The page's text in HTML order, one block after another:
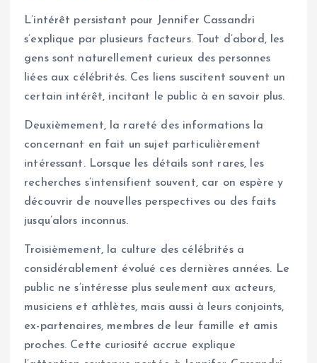
L’intérêt persistant pour Jennifer Cassandri
s’explique par plusieurs facteurs. Tout d’abord, les
gens sont naturellement curieux des personnes
liées aux célébrités. Ces liens suscitent souvent un
certain intérêt, incitant le public à en savoir plus.
Deuxièmement, la rareté des informations la
concernant en fait un sujet particulièrement
intéressant. Lorsque les détails sont rares, les
recherches s’intensifient souvent, car on espère y
découvrir de nouvelles perspectives ou des faits
jusqu’alors inconnus.
Troisièmement, la culture des célébrités a
considérablement évolué ces dernières années. Le
public ne s’intéresse plus seulement aux acteurs,
musiciens et athlètes, mais aussi à leurs conjoints,
ex-partenaires, membres de leur famille et amis
proches. Cette curiosité accrue explique